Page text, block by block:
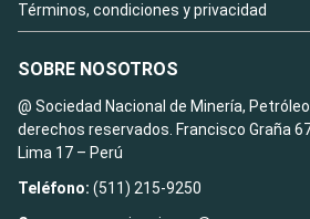
Términos, condiciones y privacidad
SOBRE NOSOTROS
@ Sociedad Nacional de Minería,
derechos reservados. Francisco Graña
Lima 17 – Perú
Teléfono: (511) 215-9250